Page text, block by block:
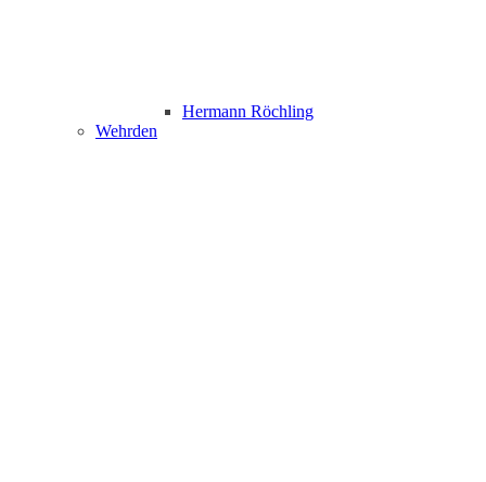
Hermann Röchling
Wehrden